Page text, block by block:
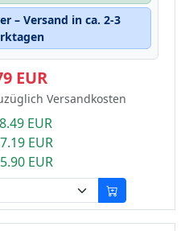
– Versand in ca. 2-3
EUR
Versandkosten
EUR
EUR
EUR